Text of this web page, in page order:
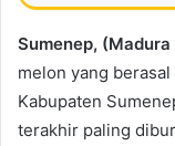
Sumenep, (Madura
melon yang
Kabupaten
terakhir paling